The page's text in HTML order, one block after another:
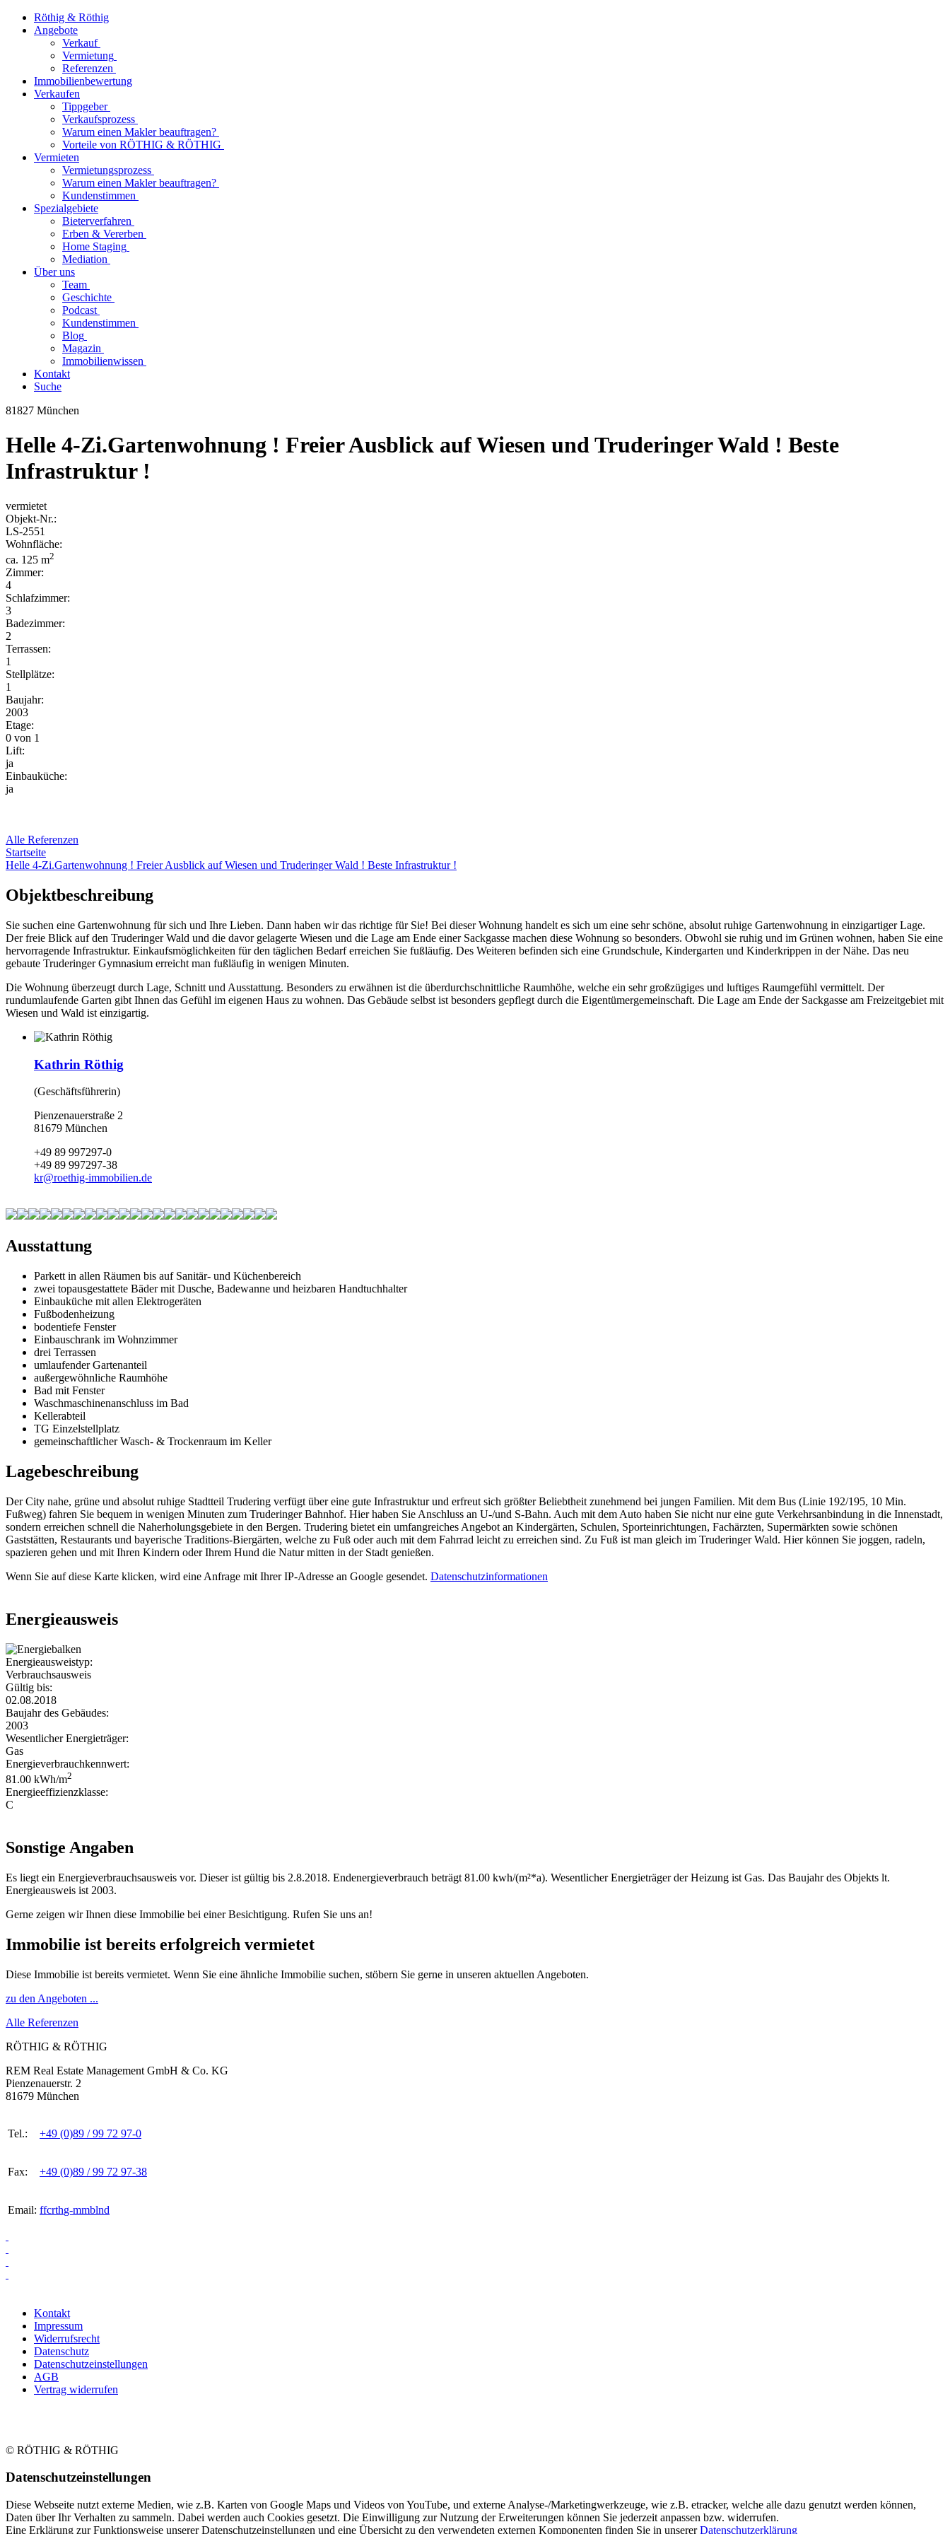
Röthig & Röthig
Angebote
Verkauf
Vermietung
Referenzen
Immobilienbewertung
Verkaufen
Tippgeber
Verkaufsprozess
Warum einen Makler beauftragen?
Vorteile von RÖTHIG & RÖTHIG
Vermieten
Vermietungsprozess
Warum einen Makler beauftragen?
Kundenstimmen
Spezialgebiete
Bieterverfahren
Erben & Vererben
Home Staging
Mediation
Über uns
Team
Geschichte
Podcast
Kundenstimmen
Blog
Magazin
Immobilienwissen
Kontakt
Suche
81827 München
Helle 4-Zi.Gartenwohnung ! Freier Ausblick auf Wiesen und Truderinger Wald ! Beste
Infrastruktur !
vermietet
Objekt-Nr.:
LS-2551
Wohnfläche:
ca. 125 m2
Zimmer:
4
Schlafzimmer:
3
Badezimmer:
2
Terrassen:
1
Stellplätze:
1
Baujahr:
2003
Etage:
0 von 1
Lift:
ja
Einbauküche:
ja
Alle Referenzen
Startseite
Helle 4-Zi.Gartenwohnung ! Freier Ausblick auf Wiesen und Truderinger Wald ! Beste Infrastruktur !
Objektbeschreibung
Sie suchen eine Gartenwohnung für sich und Ihre Lieben. Dann haben wir das richtige für Sie! Bei dieser Wohnung handelt es sich um eine sehr schöne, absolut ruhige Gartenwohnung in einzigartiger Lage.
Der freie Blick auf den Truderinger Wald und die davor gelagerte Wiesen und die Lage am Ende einer Sackgasse machen diese Wohnung so besonders. Obwohl sie ruhig und im Grünen wohnen, haben Sie eine
hervorragende Infrastruktur. Einkaufsmöglichkeiten für den täglichen Bedarf erreichen Sie fußläufig. Des Weiteren befinden sich eine Grundschule, Kindergarten und Kinderkrippen in der Nähe. Das neu
gebaute Truderinger Gymnasium erreicht man fußläufig in wenigen Minuten.
Die Wohnung überzeugt durch Lage, Schnitt und Ausstattung. Besonders zu erwähnen ist die überdurchschnittliche Raumhöhe, welche ein sehr großzügiges und luftiges Raumgefühl vermittelt. Der
rundumlaufende Garten gibt Ihnen das Gefühl im eigenen Haus zu wohnen. Das Gebäude selbst ist besonders gepflegt durch die Eigentümergemeinschaft. Die Lage am Ende der Sackgasse am Freizeitgebiet mit
Wiesen und Wald ist einzigartig.
Kathrin Röthig
(Geschäftsführerin)
Pienzenauerstraße 2
81679 München
+49 89 997297-0
+49 89 997297-38
kr@roethig-immobilien.de
Ausstattung
Parkett in allen Räumen bis auf Sanitär- und Küchenbereich
zwei topausgestattete Bäder mit Dusche, Badewanne und heizbaren Handtuchhalter
Einbauküche mit allen Elektrogeräten
Fußbodenheizung
bodentiefe Fenster
Einbauschrank im Wohnzimmer
drei Terrassen
umlaufender Gartenanteil
außergewöhnliche Raumhöhe
Bad mit Fenster
Waschmaschinenanschluss im Bad
Kellerabteil
TG Einzelstellplatz
gemeinschaftlicher Wasch- & Trockenraum im Keller
Lagebeschreibung
Der City nahe, grüne und absolut ruhige Stadtteil Trudering verfügt über eine gute Infrastruktur und erfreut sich größter Beliebtheit zunehmend bei jungen Familien. Mit dem Bus (Linie 192/195, 10 Min.
Fußweg) fahren Sie bequem in wenigen Minuten zum Truderinger Bahnhof. Hier haben Sie Anschluss an U-/und S-Bahn. Auch mit dem Auto haben Sie nicht nur eine gute Verkehrsanbindung in die Innenstadt,
sondern erreichen schnell die Naherholungsgebiete in den Bergen. Trudering bietet ein umfangreiches Angebot an Kindergärten, Schulen, Sporteinrichtungen, Fachärzten, Supermärkten sowie schönen
Gaststätten, Restaurants und bayerische Traditions-Biergärten, welche zu Fuß oder auch mit dem Fahrrad leicht zu erreichen sind. Zu Fuß ist man gleich im Truderinger Wald. Hier können Sie joggen, radeln,
spazieren gehen und mit Ihren Kindern oder Ihrem Hund die Natur mitten in der Stadt genießen.
Wenn Sie auf diese Karte klicken, wird eine Anfrage mit Ihrer IP-Adresse an Google gesendet. Datenschutzinformationen
Energieausweis
Energieausweistyp:
Verbrauchsausweis
Gültig bis:
02.08.2018
Baujahr des Gebäudes:
2003
Wesentlicher Energieträger:
Gas
Energieverbrauchkennwert:
81.00 kWh/m2
Energieeffizienzklasse:
C
Sonstige Angaben
Es liegt ein Energieverbrauchsausweis vor. Dieser ist gültig bis 2.8.2018. Endenergieverbrauch beträgt 81.00 kwh/(m²*a). Wesentlicher Energieträger der Heizung ist Gas. Das Baujahr des Objekts lt.
Energieausweis ist 2003.
Gerne zeigen wir Ihnen diese Immobilie bei einer Besichtigung. Rufen Sie uns an!
Immobilie ist bereits erfolgreich vermietet
Diese Immobilie ist bereits vermietet. Wenn Sie eine ähnliche Immobilie suchen, stöbern Sie gerne in unseren aktuellen Angeboten.
zu den Angeboten ...
Alle Referenzen
RÖTHIG & RÖTHIG
REM Real Estate Management GmbH & Co. KG
Pienzenauerstr. 2
81679 München
Tel.: +49 (0)89 / 99 72 97-0
Fax: +49 (0)89 / 99 72 97-38
Email: ffcrthg-mmblnd
Kontakt
Impressum
Widerrufsrecht
Datenschutz
Datenschutzeinstellungen
AGB
Vertrag widerrufen
© RÖTHIG & RÖTHIG
Daten­schutz­ein­stellungen
Diese Webseite nutzt externe Medien, wie z.B. Karten von Google Maps und Videos von YouTube, und externe Analyse-/Marketingwerkzeuge, wie z.B. etracker, welche alle dazu genutzt werden können,
Daten über Ihr Verhalten zu sammeln. Dabei werden auch Cookies gesetzt. Die Einwilligung zur Nutzung der Erweiterungen können Sie jederzeit anpassen bzw. widerrufen.
Eine Erklärung zur Funktionsweise unserer Datenschutzeinstellungen und eine Übersicht zu den verwendeten externen Komponenten finden Sie in unsererDatenschutzerklärung